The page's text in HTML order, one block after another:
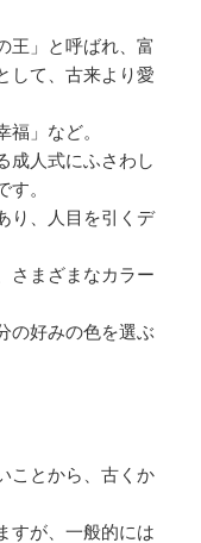
王」と呼ばれ、富
して、古来より愛
福」など。
成人式にふさわし
す。
り、人目を引くデ
さまざまなカラー
の好みの色を選ぶ
ことから、古くか
すが、一般的には